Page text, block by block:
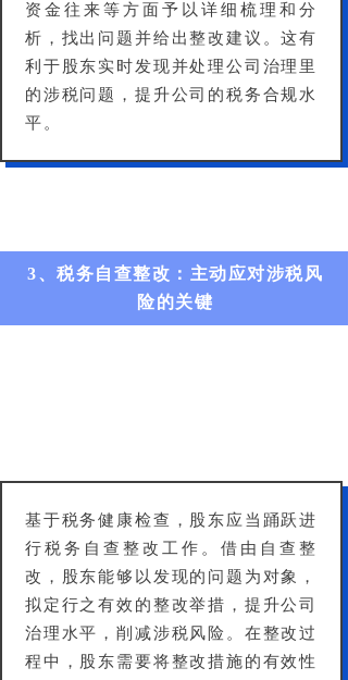
资金往来等方面予以详细梳理和分
析，找出问题并给出整改建议。这有
利于股东实时发现并处理公司治理里
的涉税问题，提升公司的税务合规水
平。
3、税务自查整改：主动应对涉税风
险的关键
基于税务健康检查，股东应当踊跃进
行税务自查整改工作。借由自查整
改，股东能够以发现的问题为对象，
拟定行之有效的整改举措，提升公司
治理水平，削减涉税风险。在整改过
程中，股东需要将整改措施的有效性